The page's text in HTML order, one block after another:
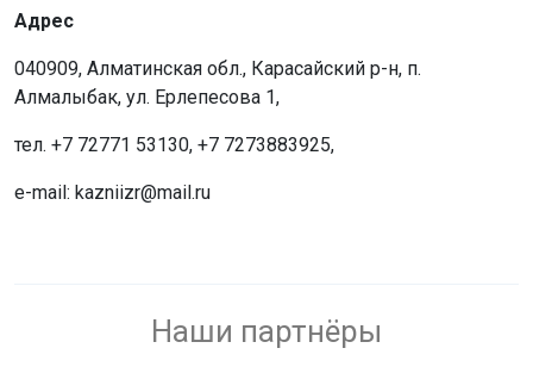
Адрес
040909, Алматинская обл., Карасайский р-н, п.
Алмалыбак, ул. Ерлепесова 1,
тел. +7 72771 53130, +7 7273883925,
e-mail: kazniizr@mail.ru
Наши партнёры